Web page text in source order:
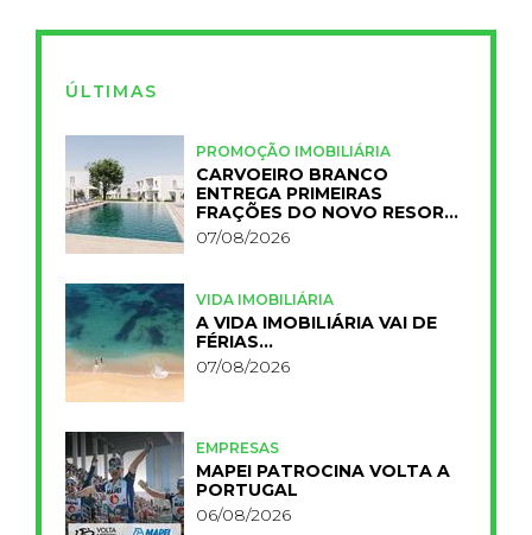
ÚLTIMAS
PROMOÇÃO IMOBILIÁRIA
CARVOEIRO BRANCO
ENTREGA PRIMEIRAS
FRAÇÕES DO NOVO RESORT
PRIMELIFE
07/08/2026
VIDA IMOBILIÁRIA
A VIDA IMOBILIÁRIA VAI DE
FÉRIAS…
07/08/2026
EMPRESAS
MAPEI PATROCINA VOLTA A
PORTUGAL
06/08/2026